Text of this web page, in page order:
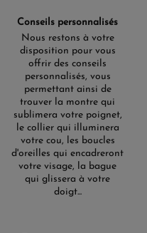
Conseils personnalisés
Nous restons à votre
disposition pour vous
offrir des conseils
personnalisés, vous
permettant ainsi de
trouver la montre qui
sublimera votre poignet,
le collier qui illuminera
votre cou, les boucles
d'oreilles qui encadreront
votre visage, la bague
qui glissera à votre
doigt...